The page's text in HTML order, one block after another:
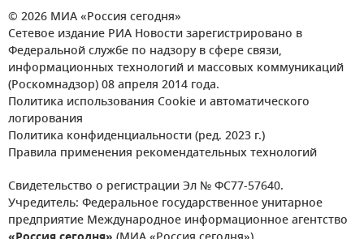
© 2026 МИА «Россия сегодня»
Сетевое издание РИА Новости зарегистрировано в
Федеральной службе по надзору в сфере связи,
информационных технологий и массовых коммуникаций
(Роскомнадзор) 08 апреля 2014 года.
Политика использования Cookie и автоматического
логирования
Политика конфиденциальности (ред. 2023 г.)
Правила применения рекомендательных технологий
Свидетельство о регистрации Эл № ФС77-57640.
Учредитель: Федеральное государственное унитарное
предприятие Международное информационное агентство